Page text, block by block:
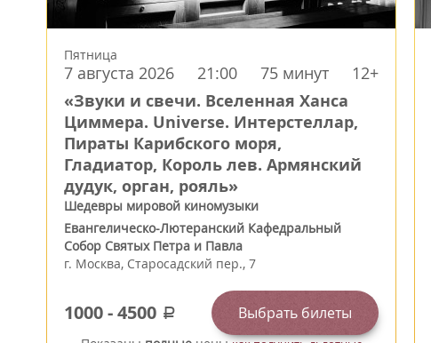
Пятница
7 августа 2026 21:00 75 минут 12+
«Звуки и свечи. Вселенная Ханса
Циммера. Universe. Интерстеллар,
Пираты Карибского моря,
Гладиатор, Король лев. Армянский
дудук, орган, рояль»
Шедевры мировой киномузыки
Евангелическо-Лютеранский Кафедральный
Собор Святых Петра и Павла
г. Москва, Старосадский пер., 7
1000-4500 a Выбрать билеты